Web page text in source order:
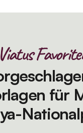
Viatus
für